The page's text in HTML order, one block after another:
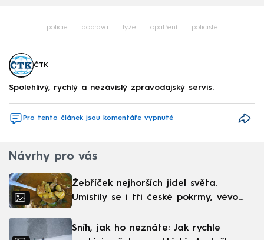
policie doprava lyže opatření policisté
ČTK
Spolehlivý, rychlý a nezávislý zpravodajský servis.
Pro tento článek jsou komentáře vypnuté
Návrhy pro vás
Žebříček nejhorších jídel světa.
Umístily se i tři české pokrmy, vévodí
Sníh, jak ho neznáte: Jak rychle